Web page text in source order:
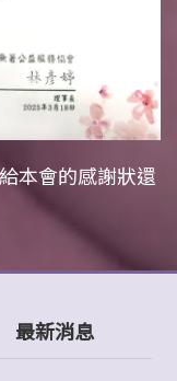
本會的感謝狀還
最新消息